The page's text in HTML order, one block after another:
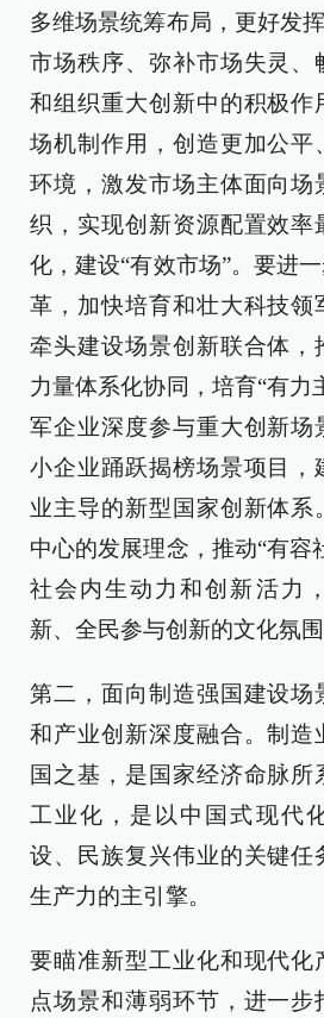
多维场景统筹布局，更好发
市场秩序、弥补市场失灵、
和组织重大创新中的积极作
场机制作用，创造更加公平
环境，激发市场主体面向场
织，实现创新资源配置效率
化，建设“有效市场”。要进
革，加快培育和壮大科技领
牵头建设场景创新联合体，
力量体系化协同，培育“有力
军企业深度参与重大创新场
小企业踊跃揭榜场景项目，
业主导的新型国家创新体系
中心的发展理念，推动“有容
社会内生动力和创新活力
新、全民参与创新的文化氛围
第二，面向制造强国建设场
和产业创新深度融合。制造
国之基，是国家经济命脉所
工业化，是以中国式现代
设、民族复兴伟业的关键任
生产力的主引擎。
要瞄准新型工业化和现代化
点场景和薄弱环节，进一步